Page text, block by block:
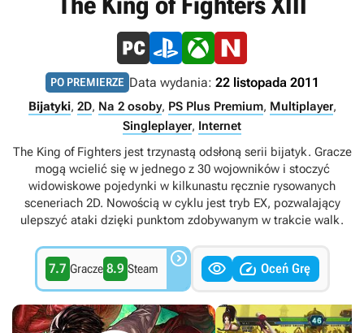
PO PREMIERZE Data wydania: 22 listopada 2011
Bijatyki, 2D, Na 2 osoby, PS Plus Premium, Multiplayer,
Singleplayer, Internet
The King of Fighters jest trzynastą odsłoną serii bijatyk. Gracze
mogą wcielić się w jednego z 30 wojowników i stoczyć
widowiskowe pojedynki w kilkunastu ręcznie rysowanych
sceneriach 2D. Nowością w cyklu jest tryb EX, pozwalający
ulepszyć ataki dzięki punktom zdobywanym w trakcie walk.
7.7 Gracze 8.9 Steam    Oceń Grę